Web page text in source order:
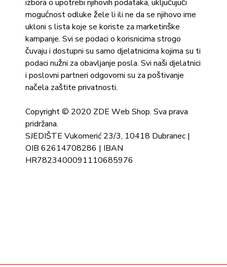
izbora o upotrebi njihovih podataka, uključujući
mogućnost odluke žele li ili ne da se njihovo ime
ukloni s lista koje se koriste za marketinške
kampanje. Svi se podaci o korisnicima strogo
čuvaju i dostupni su samo djelatnicima kojima su ti
podaci nužni za obavljanje posla. Svi naši djelatnici
i poslovni partneri odgovorni su za poštivanje
načela zaštite privatnosti.
Copyright © 2020 ZDE Web Shop. Sva prava
pridržana.
SJEDIŠTE Vukomerić 23/3, 10418 Dubranec |
OIB 62614708286 | IBAN
HR7823400091110685976